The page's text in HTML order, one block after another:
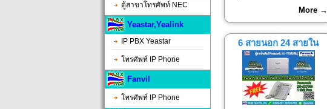
ตู้สาขาโทรศัพท์ NEC
Yeastar,Yealink
IP PBX Yeastar
โทรศัพท์ IP Phone
Fanvil
โทรศัพท์ IP Phone
More →
6 สายนอก 24 สายใน